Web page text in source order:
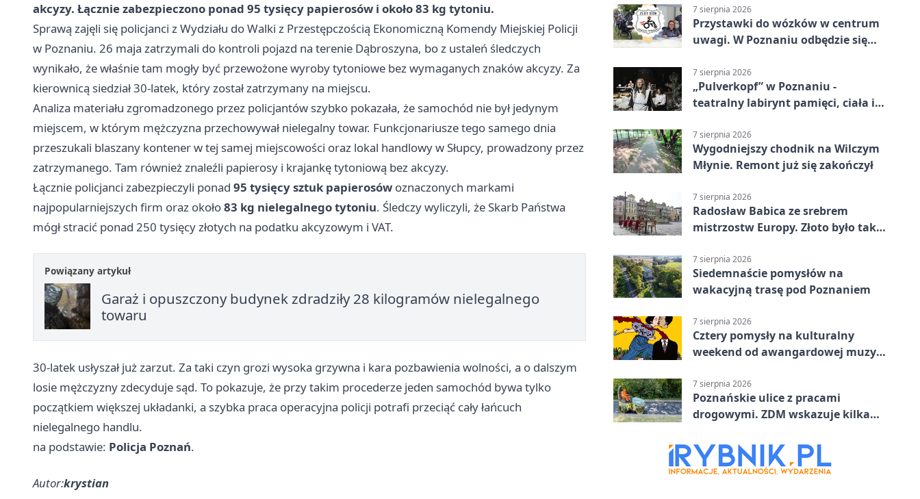
akcyzy. Łącznie zabezpieczono ponad 95 tysięcy papierosów i około 83 kg tytoniu.
Sprawą zajęli się policjanci z Wydziału do Walki z Przestępczością Ekonomiczną Komendy Miejskiej Policji
w Poznaniu. 26 maja zatrzymali do kontroli pojazd na terenie Dąbroszyna, bo z ustaleń śledczych
wynikało, że właśnie tam mogły być przewożone wyroby tytoniowe bez wymaganych znaków akcyzy. Za
kierownicą siedział 30-latek, który został zatrzymany na miejscu.
Analiza materiału zgromadzonego przez policjantów szybko pokazała, że samochód nie był jedynym
miejscem, w którym mężczyzna przechowywał nielegalny towar. Funkcjonariusze tego samego dnia
przeszukali blaszany kontener w tej samej miejscowości oraz lokal handlowy w Słupcy, prowadzony przez
zatrzymanego. Tam również znaleźli papierosy i krajankę tytoniową bez akcyzy.
Łącznie policjanci zabezpieczyli ponad 95 tysięcy sztuk papierosów oznaczonych markami
najpopularniejszych firm oraz około83 kg nielegalnego tytoniu. Śledczy wyliczyli, że Skarb Państwa
mógł stracić ponad 250 tysięcy złotych na podatku akcyzowym i VAT.
Powiązany artykuł
Garaż i opuszczony budynek zdradziły 28 kilogramów nielegalnego
towaru
30-latek usłyszał już zarzut. Za taki czyn grozi wysoka grzywna i kara pozbawienia wolności, a o dalszym
losie mężczyzny zdecyduje sąd. To pokazuje, że przy takim procederze jeden samochód bywa tylko
początkiem większej układanki, a szybka praca operacyjna policji potrafi przeciąć cały łańcuch
nielegalnego handlu.
na podstawie: Policja Poznań.
Autor:krystian
7 sierpnia 2026
Przystawki do wózków w centrum
uwagi. W Poznaniu odbędzie się
7 sierpnia 2026
„Pulverkopf” w Poznaniu -
teatralny labirynt pamięci, ciała i
7 sierpnia 2026
Wygodniejszy chodnik na Wilczym
Młynie. Remont już się zakończył
7 sierpnia 2026
Radosław Babica ze srebrem
mistrzostw Europy. Złoto było tak
7 sierpnia 2026
Siedemnaście pomysłów na
wakacyjną trasę pod Poznaniem
7 sierpnia 2026
Cztery pomysły na kulturalny
weekend od awangardowej muzyki
7 sierpnia 2026
Poznańskie ulice z pracami
drogowymi. ZDM wskazuje kilka